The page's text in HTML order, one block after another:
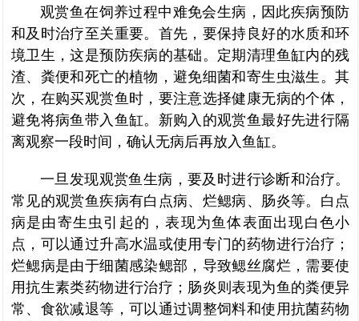
观赏鱼在饲养过程中难免会生病，因此疾病预防
和及时治疗至关重要。首先，要保持良好的水质和环
境卫生，这是预防疾病的基础。定期清理鱼缸内的残
渣、粪便和死亡的植物，避免细菌和寄生虫滋生。其
次，在购买观赏鱼时，要注意选择健康无病的个体，
避免将病鱼带入鱼缸。新购入的观赏鱼最好先进行隔
离观察一段时间，确认无病后再放入鱼缸。
一旦发现观赏鱼生病，要及时进行诊断和治疗。
常见的观赏鱼疾病有白点病、烂鳃病、肠炎等。白点
病是由寄生虫引起的，表现为鱼体表面出现白色小
点，可以通过升高水温或使用专门的药物进行治疗；
烂鳃病是由于细菌感染鳃部，导致鳃丝腐烂，需要使
用抗生素类药物进行治疗；肠炎则表现为鱼的粪便异
常、食欲减退等，可以通过调整饲料和使用抗菌药物